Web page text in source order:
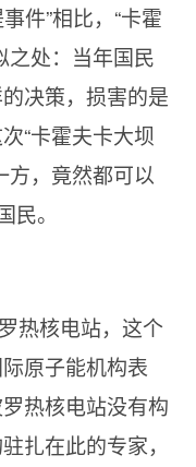
件”相比，“卡霍
之处：当年国民
决策，损害的是
“卡霍夫卡大坝
方，竟然都可以
民。
热核电站，这个
原子能机构表
热核电站没有构
扎在此的专家，